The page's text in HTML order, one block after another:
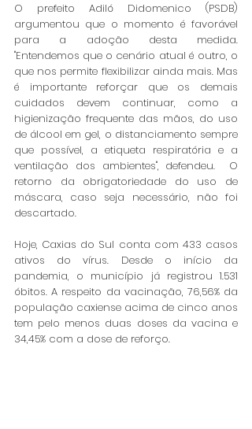
O prefeito Adiló Didomenico (PSDB)
argumentou que o momento é favorável
para a adoção desta medida.
"Entendemos que o cenário atual é outro, o
que nos permite flexibilizar ainda mais. Mas
é importante reforçar que os demais
cuidados devem continuar, como a
higienização frequente das mãos, do uso
de álcool em gel, o distanciamento sempre
que possível, a etiqueta respiratória e a
ventilação dos ambientes", defendeu.  O
retorno da obrigatoriedade do uso de
máscara, caso seja necessário, não foi
descartado.
Hoje, Caxias do Sul conta com 433 casos
ativos do vírus. Desde o início da
pandemia, o município já registrou 1.531
óbitos. A respeito da vacinação, 76,56% da
população caxiense acima de cinco anos
tem pelo menos duas doses da vacina e
34,45% com a dose de reforço.